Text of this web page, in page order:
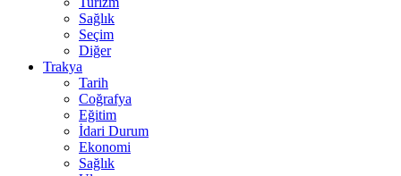
Sağlık
Seçim
Diğer
Trakya
Tarih
Coğrafya
Eğitim
İdari Durum
Ekonomi
Sağlık